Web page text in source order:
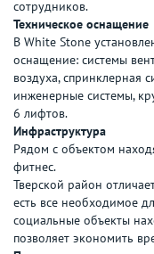
сотрудников.
Техническое оснащение
В White Stone
оснащение: системы
воздуха, спринклерная
инженерные системы,
6 лифтов.
Инфраструктура
Рядом с объектом
фитнес.
Тверской район
есть все необходимое
социальные объекты
позволяет экономить